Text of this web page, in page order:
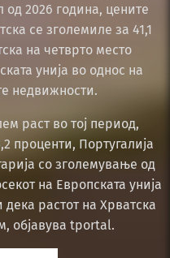
од 2026 година, цените
се зголемиле за 41,1
на четврто место
унија во однос на
недвижности.
раст во тој период,
проценти, Португалија
со зголемување од
на Европската унија
растот на Хрватска
објавува tportal.